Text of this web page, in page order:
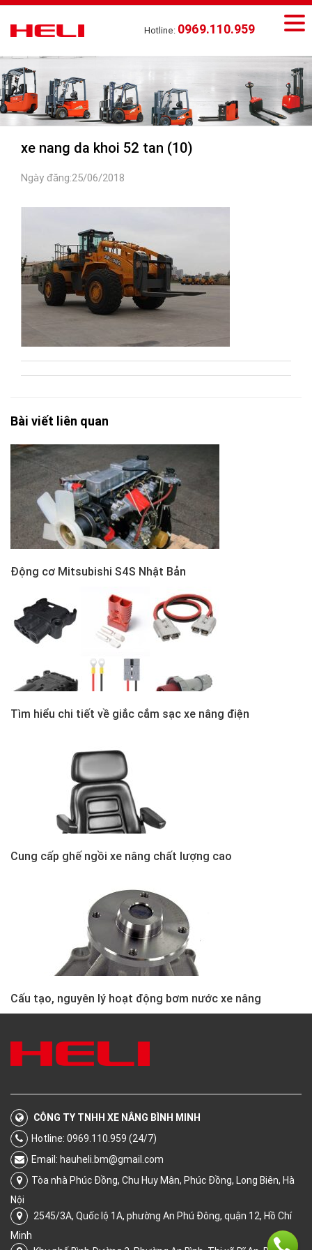
Hotline: 0969.110.959
xe nang da khoi 52 tan (10)
Ngày đăng:25/06/2018
Bài viết liên quan
Động cơ Mitsubishi S4S Nhật Bản
Tìm hiểu chi tiết về giắc cắm sạc xe nâng điện
Cung cấp ghế ngồi xe nâng chất lượng cao
Cấu tạo, nguyên lý hoạt động bơm nước xe nâng
CÔNG TY TNHH XE NÂNG BÌNH MINH
Hotline: 0969.110.959 (24/7)
Email: hauheli.bm@gmail.com
Tòa nhà Phúc Đồng, Chu Huy Mân, Phúc Đồng, Long Biên, Hà
Nội
2545/3A, Quốc lộ 1A, phường An Phú Đông, quận 12, Hồ Chí
Minh